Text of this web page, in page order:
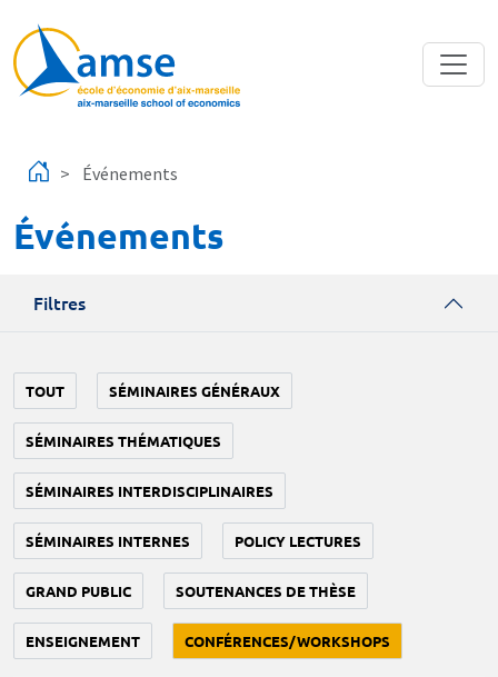
Événements
Événements
Filtres
TOUT SÉMINAIRES GÉNÉRAUX
SÉMINAIRES THÉMATIQUES
SÉMINAIRES INTERDISCIPLINAIRES
SÉMINAIRES INTERNES POLICY LECTURES
GRAND PUBLIC SOUTENANCES DE THÈSE
ENSEIGNEMENT CONFÉRENCES/WORKSHOPS